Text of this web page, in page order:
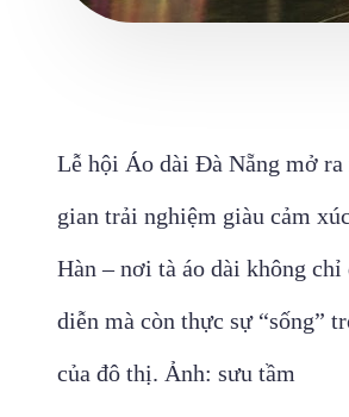
Lễ hội Áo dài Đà Nẵng mở ra
gian trải nghiệm giàu cảm
Hàn – nơi tà áo dài không
diễn mà còn thực sự “sống”
của đô thị. Ảnh: sưu tầm